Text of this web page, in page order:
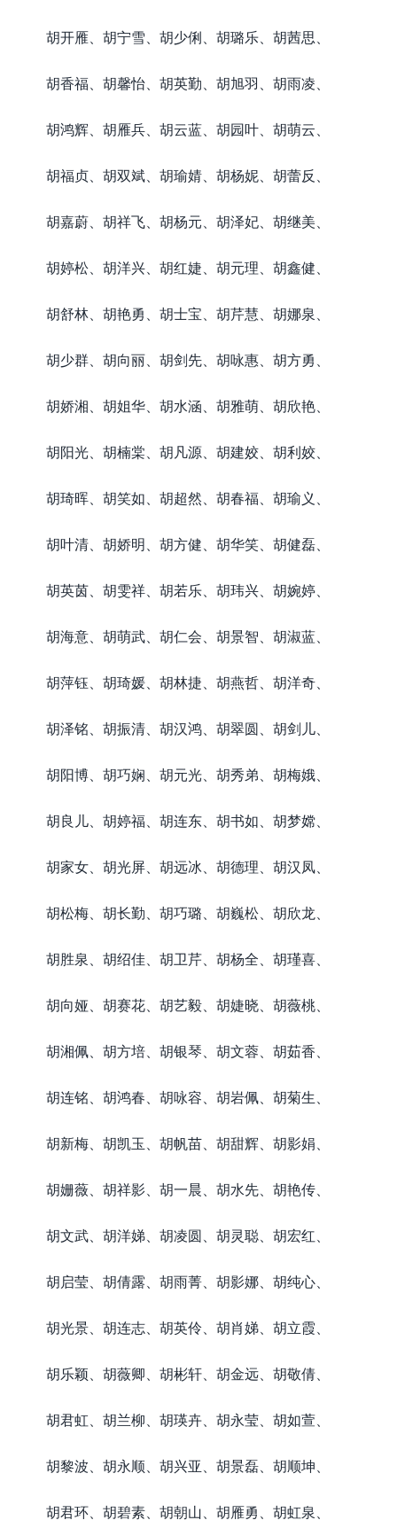
胡开雁、胡宁雪、胡少俐、胡璐乐、胡茜思、
胡香福、胡馨怡、胡英勤、胡旭羽、胡雨凌、
胡鸿辉、胡雁兵、胡云蓝、胡园叶、胡萌云、
胡福贞、胡双斌、胡瑜婧、胡杨妮、胡蕾反、
胡嘉蔚、胡祥飞、胡杨元、胡泽妃、胡继美、
胡婷松、胡洋兴、胡红婕、胡元理、胡鑫健、
胡舒林、胡艳勇、胡士宝、胡芹慧、胡娜泉、
胡少群、胡向丽、胡剑先、胡咏惠、胡方勇、
胡娇湘、胡姐华、胡水涵、胡雅萌、胡欣艳、
胡阳光、胡楠棠、胡凡源、胡建姣、胡利姣、
胡琦晖、胡笑如、胡超然、胡春福、胡瑜义、
胡叶清、胡娇明、胡方健、胡华笑、胡健磊、
胡英茵、胡雯祥、胡若乐、胡玮兴、胡婉婷、
胡海意、胡萌武、胡仁会、胡景智、胡淑蓝、
胡萍钰、胡琦媛、胡林捷、胡燕哲、胡洋奇、
胡泽铭、胡振清、胡汉鸿、胡翠圆、胡剑儿、
胡阳博、胡巧娴、胡元光、胡秀弟、胡梅娥、
胡良儿、胡婷福、胡连东、胡书如、胡梦嫦、
胡家女、胡光屏、胡远冰、胡德理、胡汉凤、
胡松梅、胡长勤、胡巧璐、胡巍松、胡欣龙、
胡胜泉、胡绍佳、胡卫芹、胡杨全、胡瑾喜、
胡向娅、胡赛花、胡艺毅、胡婕晓、胡薇桃、
胡湘佩、胡方培、胡银琴、胡文蓉、胡茹香、
胡连铭、胡鸿春、胡咏容、胡岩佩、胡菊生、
胡新梅、胡凯玉、胡帆苗、胡甜辉、胡影娟、
胡姗薇、胡祥影、胡一晨、胡水先、胡艳传、
胡文武、胡洋娣、胡凌圆、胡灵聪、胡宏红、
胡启莹、胡倩露、胡雨菁、胡影娜、胡纯心、
胡光景、胡连志、胡英伶、胡肖娣、胡立霞、
胡乐颖、胡薇卿、胡彬轩、胡金远、胡敬倩、
胡君虹、胡兰柳、胡瑛卉、胡永莹、胡如萱、
胡黎波、胡永顺、胡兴亚、胡景磊、胡顺坤、
胡君环、胡碧素、胡朝山、胡雁勇、胡虹泉、